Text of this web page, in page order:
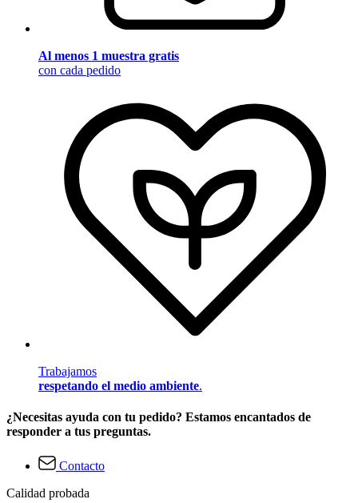
Al menos 1 muestra gratis
con cada pedido
Trabajamos
respetando el medio ambiente.
¿Necesitas ayuda con tu pedido? Estamos encantados de
responder a tus preguntas.
Contacto
Calidad probada